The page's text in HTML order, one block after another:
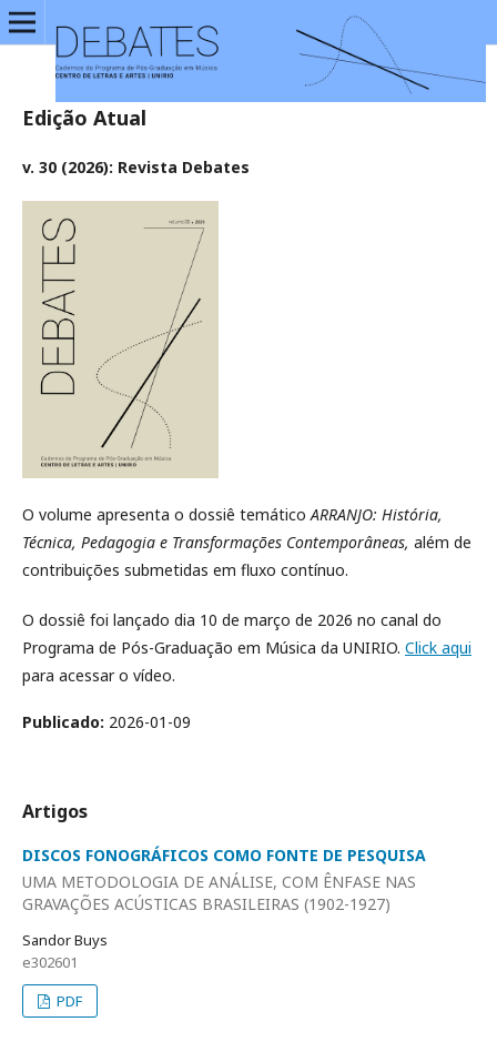
Edição Atual
v. 30 (2026): Revista Debates
O volume apresenta o dossiê temáticoARRANJO: História,
Técnica, Pedagogia e Transformações Contemporâneas, além de
contribuições submetidas em fluxo contínuo.
O dossiê foi lançado dia 10 de março de 2026 no canal do
Programa de Pós-Graduação em Música da UNIRIO. Click aqui
para acessar o vídeo.
Publicado: 2026-01-09
Artigos
DISCOS FONOGRÁFICOS COMO FONTE DE PESQUISA
UMA METODOLOGIA DE ANÁLISE, COM ÊNFASE NAS
GRAVAÇÕES ACÚSTICAS BRASILEIRAS (1902-1927)
Sandor Buys
e302601
PDF